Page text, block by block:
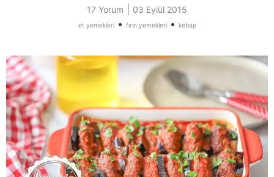
17 Yorum 03 Eylül 2015
et yemekleri• fırın yemekleri• kebap